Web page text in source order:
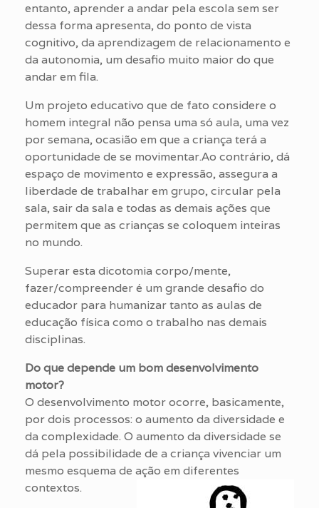
entanto, aprender a andar pela escola sem ser
dessa forma apresenta, do ponto de vista
cognitivo, da aprendizagem de relacionamento e
da autonomia, um desafio muito maior do que
andar em fila.
Um projeto educativo que de fato considere o
homem integral não pensa uma só aula, uma vez
por semana, ocasião em que a criança terá a
oportunidade de se movimentar.Ao contrário, dá
espaço de movimento e expressão, assegura a
liberdade de trabalhar em grupo, circular pela
sala, sair da sala e todas as demais ações que
permitem que as crianças se coloquem inteiras
no mundo.
Superar esta dicotomia corpo/mente,
fazer/compreender é um grande desafio do
educador para humanizar tanto as aulas de
educação física como o trabalho nas demais
disciplinas.
Do que depende um bom desenvolvimento
motor?
O desenvolvimento motor ocorre, basicamente,
por dois processos: o aumento da diversidade e
da complexidade. O aumento da diversidade se
dá pela possibilidade de a criança vivenciar um
mesmo esquema de ação em diferentes
contextos.